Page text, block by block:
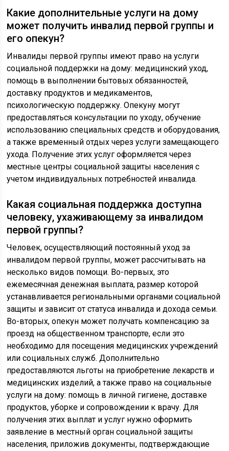
Какие дополнительные услуги на дому
может получить инвалид первой группы и
его опекун?
Инвалиды первой группы имеют право на услуги
социальной поддержки на дому: медицинский уход,
помощь в выполнении бытовых обязанностей,
доставку продуктов и медикаментов,
психологическую поддержку. Опекуну могут
предоставляться консультации по уходу, обучение
использованию специальных средств и оборудования,
а также временный отдых через услуги замещающего
ухода. Получение этих услуг оформляется через
местные центры социальной защиты населения с
учетом индивидуальных потребностей инвалида.
Какая социальная поддержка доступна
человеку, ухаживающему за инвалидом
первой группы?
Человек, осуществляющий постоянный уход за
инвалидом первой группы, может рассчитывать на
несколько видов помощи. Во-первых, это
ежемесячная денежная выплата, размер которой
устанавливается региональными органами социальной
защиты и зависит от статуса инвалида и дохода семьи.
Во-вторых, опекун может получать компенсацию за
проезд на общественном транспорте, если это
необходимо для посещения медицинских учреждений
или социальных служб. Дополнительно
предоставляются льготы на приобретение лекарств и
медицинских изделий, а также право на социальные
услуги на дому: помощь в личной гигиене, доставке
продуктов, уборке и сопровождении к врачу. Для
получения этих выплат и услуг нужно оформить
заявление в местный орган социальной защиты
населения, приложив документы, подтверждающие